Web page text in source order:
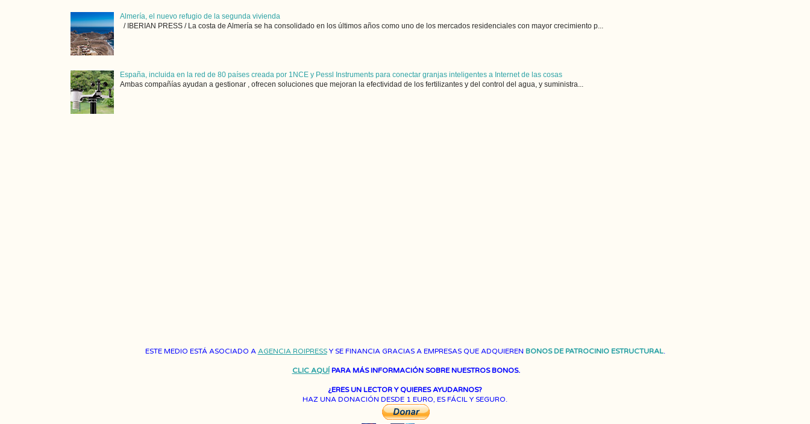
Almería, el nuevo refugio de la segunda vivienda
/ IBERIAN PRESS / La costa de Almería se ha consolidado en los últimos años como uno de los mercados residenciales con mayor crecimiento p...
España, incluida en la red de 80 países creada por 1NCE y Pessl Instruments para conectar granjas inteligentes a Internet de las cosas
Ambas compañías ayudan a gestionar , ofrecen soluciones que mejoran la efectividad de los fertilizantes y del control del agua, y suministra...
ESTE MEDIO ESTÁ ASOCIADO A AGENCIA ROIPRESSY SE FINANCIA GRACIAS A EMPRESAS QUE ADQUIEREN BONOS DE PATROCINIO ESTRUCTURAL.
CLIC AQUÍ PARA MÁS INFORMACIÓN SOBRE NUESTROS BONOS.
¿ERES UN LECTOR Y QUIERES AYUDARNOS?
HAZ UNA DONACIÓN DESDE 1 EURO, ES FÁCIL Y SEGURO.